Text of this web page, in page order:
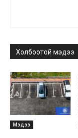
Холбоотой мэдээ
Мэдээ